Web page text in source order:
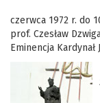
czerwca 1972 r. do
prof. Czesław
Eminencja